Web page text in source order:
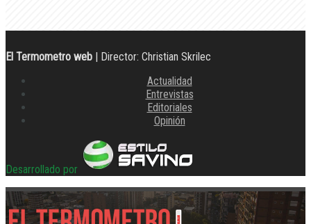
El Termometro web | Director: Christian Skrilec
Actualidad
Entrevistas
Editoriales
Opinión
Desarrollado por